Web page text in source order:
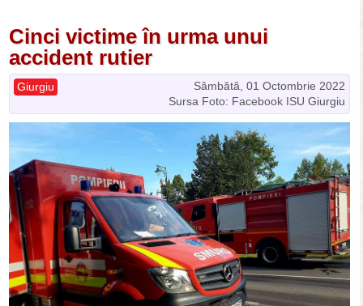
Cinci victime în urma unui
accident rutier
Sâmbătă, 01 Octombrie 2022
Giurgiu
Sursa Foto: Facebook ISU Giurgiu